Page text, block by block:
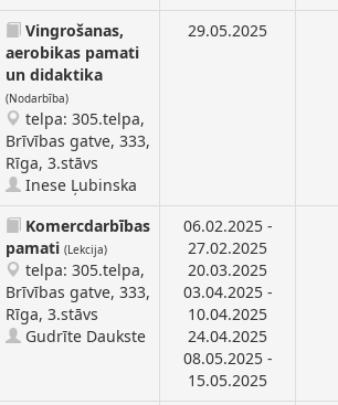
Vingrošanas,
aerobikas pamati
un didaktika
(Nodarbība)
telpa: 305.telpa,
Brīvības gatve, 333,
Rīga, 3.stāvs
Inese Ļubinska
29.05.2025
Komercdarbības
pamati (Lekcija)
telpa: 305.telpa,
Brīvības gatve, 333,
Rīga, 3.stāvs
Gudrīte Daukste
06.02.2025 -
27.02.2025
20.03.2025
03.04.2025 -
10.04.2025
24.04.2025
08.05.2025 -
15.05.2025